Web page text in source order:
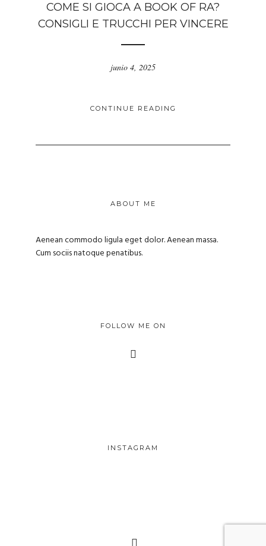
COME SI GIOCA A BOOK OF RA?
CONSIGLI E TRUCCHI PER VINCERE
junio 4, 2025
CONTINUE READING
ABOUT ME
Aenean commodo ligula eget dolor. Aenean massa.
Cum sociis natoque penatibus.
FOLLOW ME ON
INSTAGRAM